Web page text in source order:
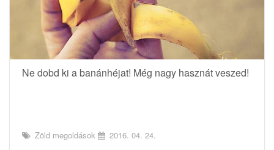
Ne dobd ki a banánhéjat! Még nagy hasznát veszed!
Zöld megoldások 2016. 04. 24.